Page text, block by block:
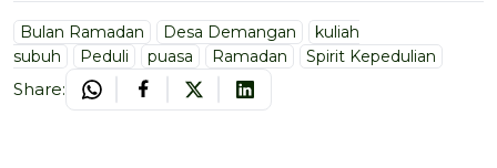
Bulan Ramadan Desa Demangan
kuliah
subuh
Peduli puasa Ramadan Spirit Kepedulian
Share: